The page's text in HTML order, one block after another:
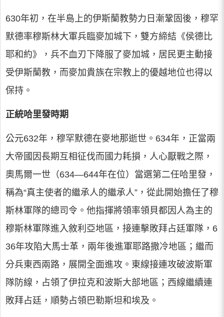
630年初，在半島上的伊斯蘭教勢力日漸鞏固後，穆罕
默德率穆斯林大軍兵臨麥加城下，雙方締結《侯德比
耶和約》，兵不血刃下降服了麥加城，居民更主動接
受伊斯蘭教，而麥加貴族在宗教上的優越地位也得以
保持。
正統哈里發時期
公元632年，穆罕默德在麥地那逝世。634年，正當兩
大帝國因長期互相征伐而國力耗損，人心厭戰之際，
奧馬爾一世（634—644年在位）當選第二任哈里發，
稱為“真主使者的繼承人的繼承人”，從此開始擔任了穆
斯林軍隊的總司令。他指揮將領率領貝都因人為主的
穆斯林軍隊進入敘利亞地區，接連擊敗拜占廷軍隊，6
36年攻陷大馬士革，兩年後進軍耶路撒冷地區；繼而
分兵東西兩路，展開全面進攻。東線接連攻破波斯軍
隊防線，占領了伊拉克和波斯大部地區；西線繼續連
敗拜占廷，順勢占領巴勒斯坦和埃及。